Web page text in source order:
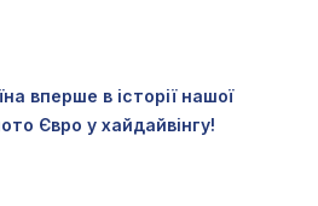
вперше в історії нашої
Євро у хайдайвінгу!